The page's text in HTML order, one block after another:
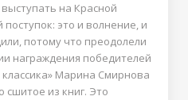
на Красной
это и волнение, и
потому что преодолели
награждения победителей
Марина Смирнова
сшитое из книг. Это